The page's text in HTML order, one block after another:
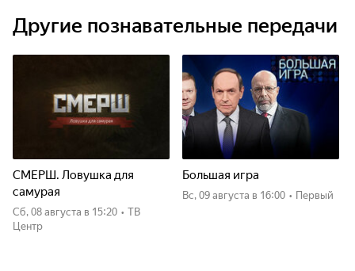
их значения для современного человека, конкретные
науки, общества и человеческого мышления, освоение
приемов критики и аргументации, умение творчески
применять положения и выводы научной философии в
Другие познавательные передачи
СМЕРШ. Ловушка для
самурая
сб, 08 августа в 15:20 • ТВ
Центр
Большая игра
вс, 09 августа в 16:00 • Первый